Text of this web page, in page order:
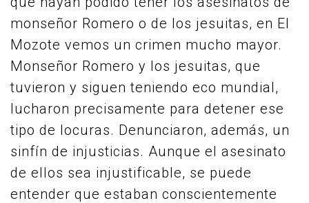
monseñor Romero o de los jesuitas, en El
Mozote vemos un crimen mucho mayor.
Monseñor Romero y los jesuitas, que
tuvieron y siguen teniendo eco mundial,
lucharon precisamente para detener ese
tipo de locuras. Denunciaron, además, un
sinfín de injusticias. Aunque el asesinato
de ellos sea injustificable, se puede
entender que estaban conscientemente